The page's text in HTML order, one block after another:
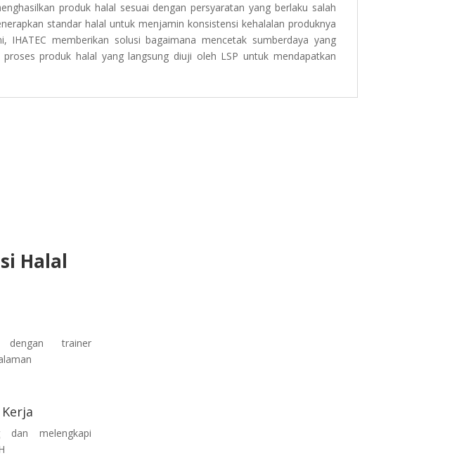
produk halal sesuai dengan persyaratan yang berlaku salah
standar halal untuk menjamin konsistensi kehalalan produknya
memberikan solusi bagaimana mencetak sumberdaya yang
produk halal yang langsung diuji oleh LSP untuk mendapatkan
Halal
dengan trainer
dan melengkapi